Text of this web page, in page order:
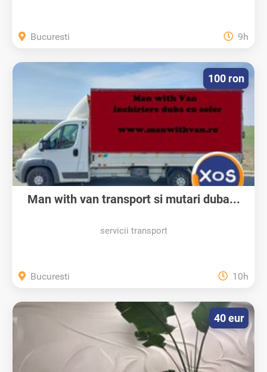
Bucuresti 9h
Man with van transport si mutari duba...
servicii transport
100 ron
Bucuresti 10h
40 eur